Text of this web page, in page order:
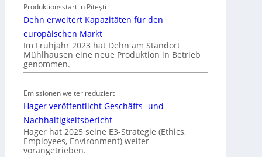
n
w
i
r
t
s
h
a
f
t
r
g
r
ü
n
d
Produktionsstart in Piteşti
Dehn erweitert Kapazitäten für den
europäischen Markt
Im Frühjahr 2023 hat Dehn am Standort
Mühlhausen eine neue Produktion in Betrieb
genommen.
Emissionen weiter reduziert
Hager veröffentlicht Geschäfts- und
Nachhaltigkeitsbericht
Hager hat 2025 seine E3-Strategie (Ethics,
Employees, Environment) weiter
vorangetrieben.